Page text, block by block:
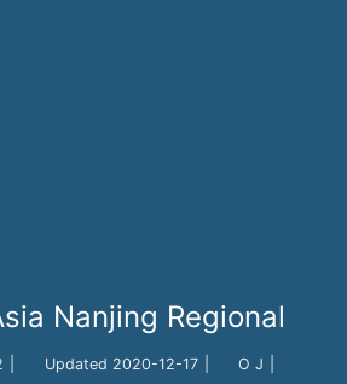
Nanjing Regional
Updated 2020-12-17 O J